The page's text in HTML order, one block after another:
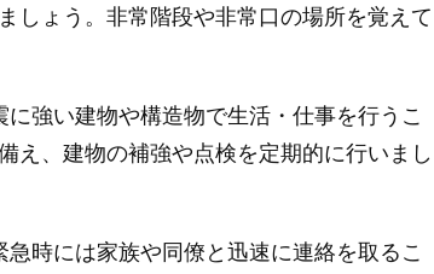
しょう。非常階段や非常口の場所を覚えて
強い建物や構造物で生活・仕事を行うこ
え、建物の補強や点検を定期的に行いまし
時には家族や同僚と迅速に連絡を取るこ